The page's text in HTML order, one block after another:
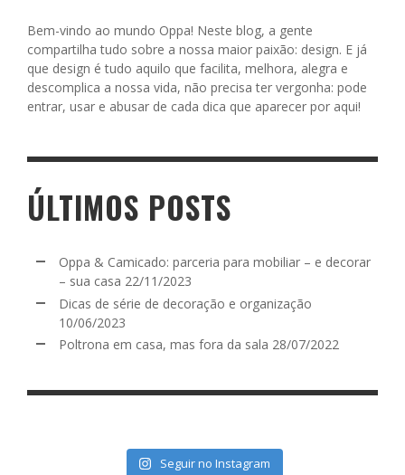
Bem-vindo ao mundo Oppa! Neste blog, a gente
compartilha tudo sobre a nossa maior paixão: design. E já
que design é tudo aquilo que facilita, melhora, alegra e
descomplica a nossa vida, não precisa ter vergonha: pode
entrar, usar e abusar de cada dica que aparecer por aqui!
ÚLTIMOS POSTS
Oppa & Camicado: parceria para mobiliar – e decorar
– sua casa 22/11/2023
Dicas de série de decoração e organização
10/06/2023
Poltrona em casa, mas fora da sala 28/07/2022
Seguir no Instagram